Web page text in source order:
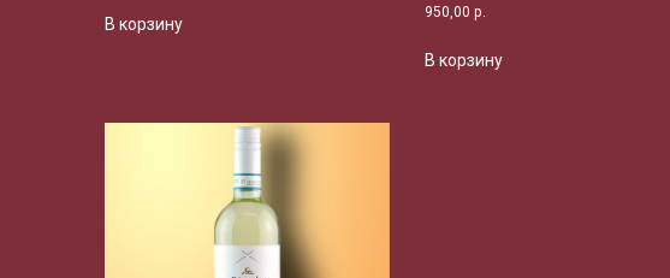
В корзину
950,00р.
В корзину